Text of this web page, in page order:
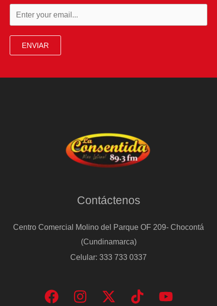
ENVIAR
Contáctenos
Centro Comercial Molino del Parque OF 209- Chocontá
(Cundinamarca)
Celular: 333 733 0337